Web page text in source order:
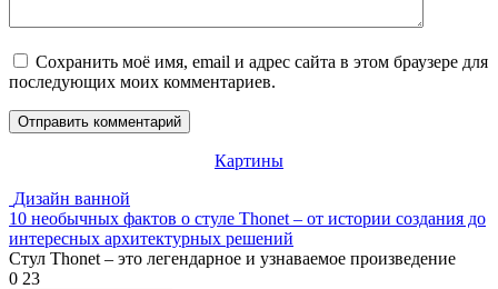
Сохранить моё имя, email и адрес сайта в этом браузере для
последующих моих комментариев.
Картины
Дизайн ванной
10 необычных фактов о стуле Thonet – от истории создания до
интересных архитектурных решений
Стул Thonet – это легендарное и узнаваемое произведение
0 23